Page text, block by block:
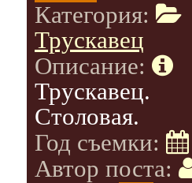
Категория:
Трускавец
Описание:
Трускавец.
Столовая.
Год съемки:
Автор поста: